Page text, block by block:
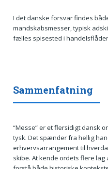
I det danske forsvar findes
mandskabsmesser, typisk
fælles spisested i
Sammenfatning
“Messe” er et flersidigt dansk
tysk. Det spænder fra hellig
erhvervsarrangement til
skibe. At kende ordets flere